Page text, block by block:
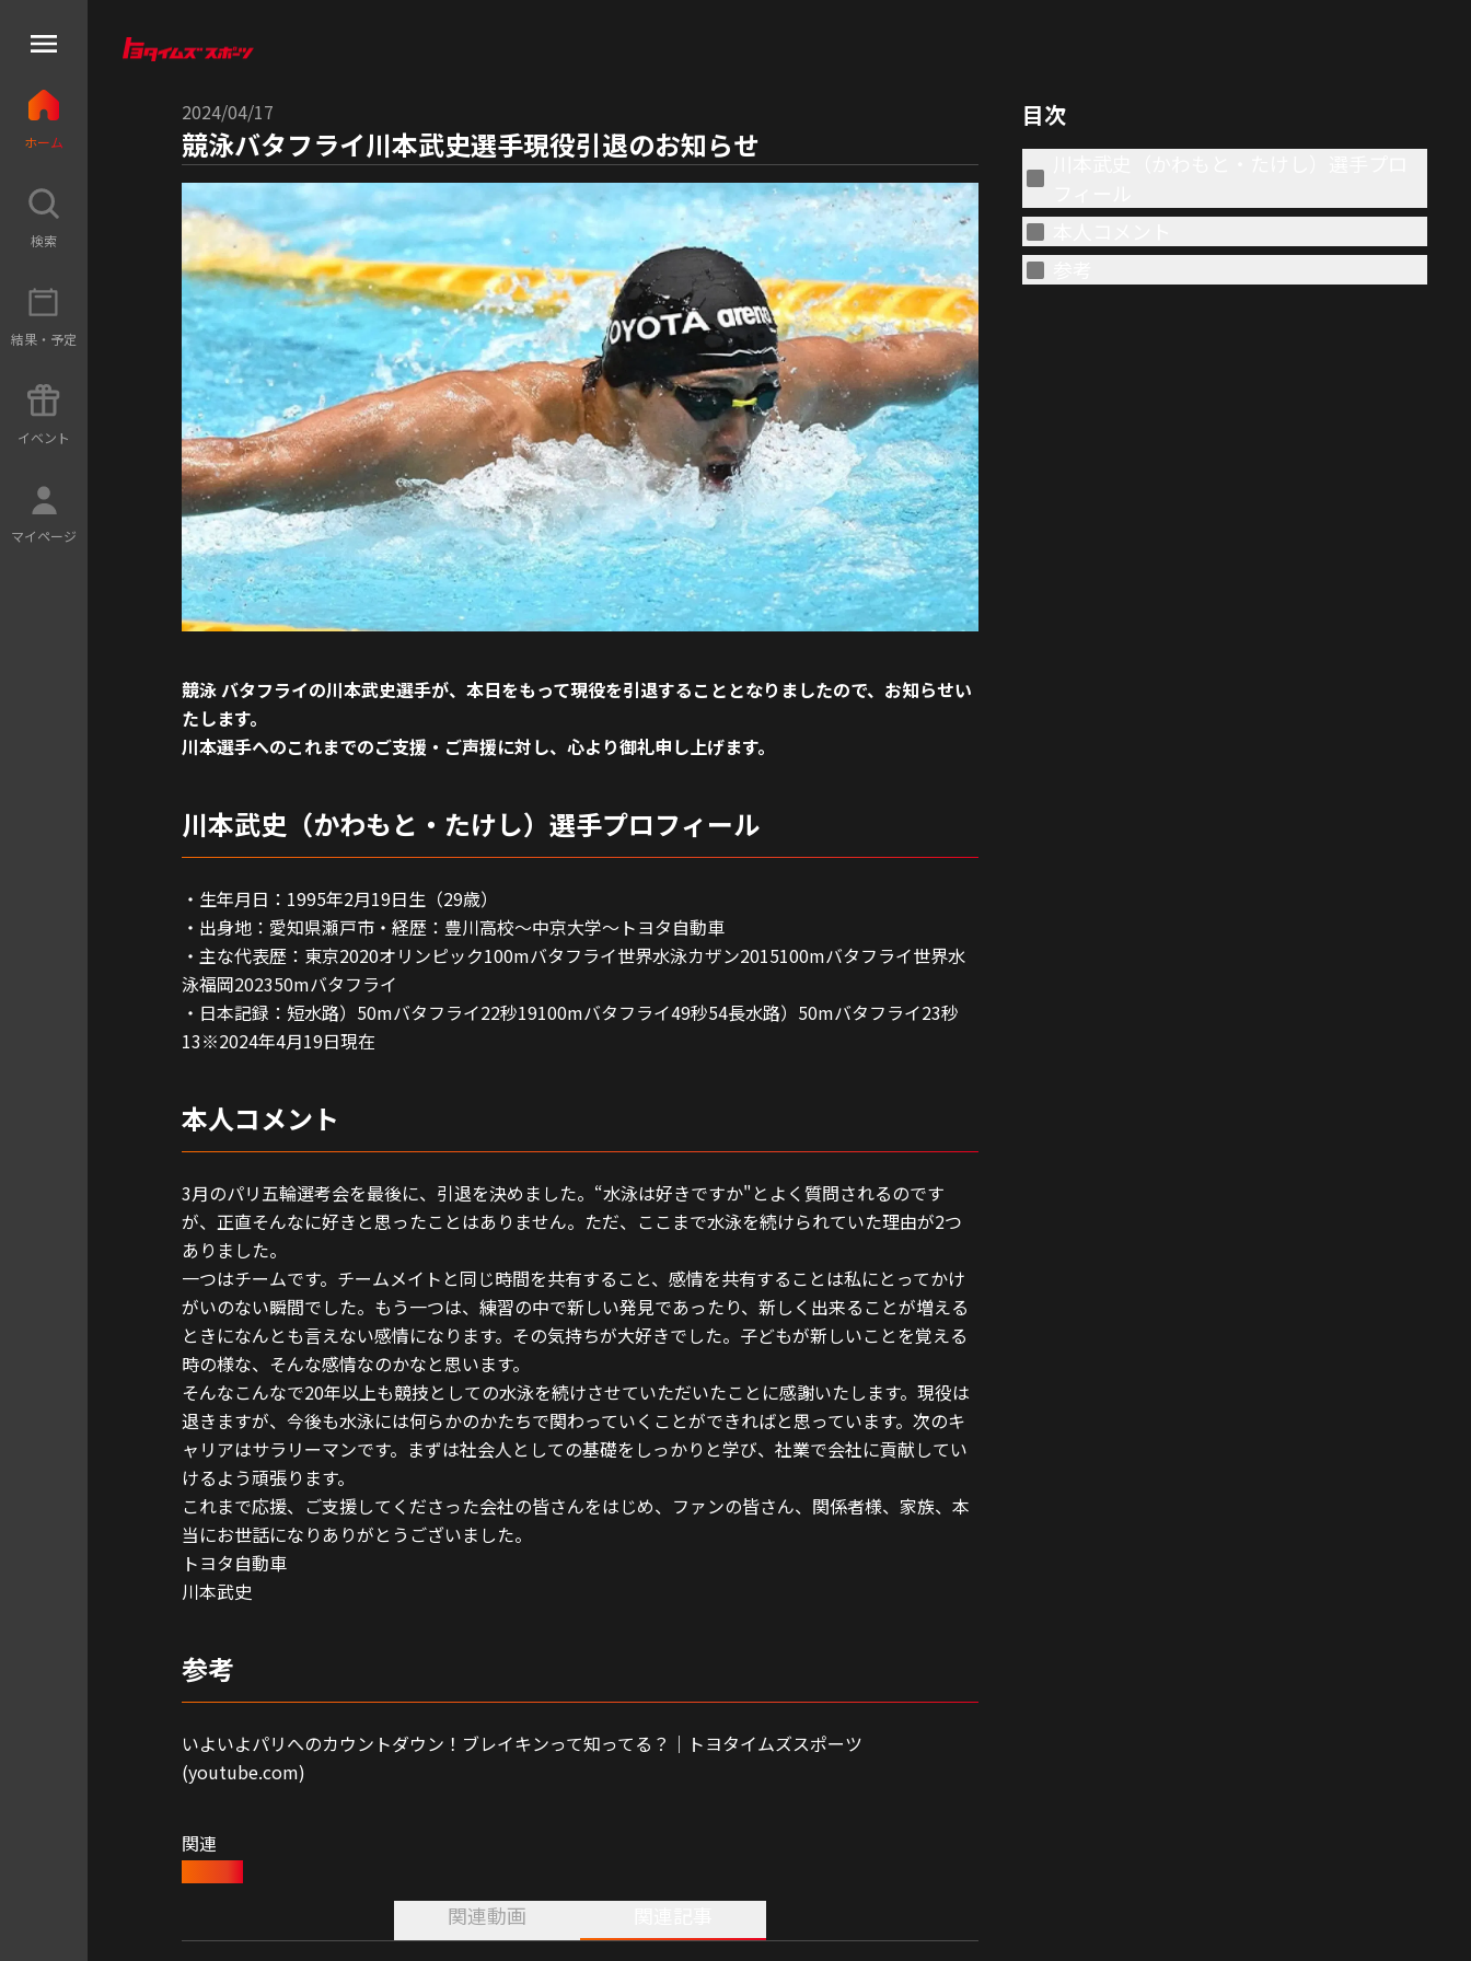
ホーム
検索
結果 ・ 予定
イベン ト
マイページ
2024/04/17
競泳バタフライ川本武史選手現役引退のお知らせ
競泳 バタフライの川本武史選手が、本日をもって現役を引退することとなりましたので、お知らせい
たします。
川本選手へのこれまでのご支援・ご声援に対し、心より御礼申し上げます。
川本武史（かわもと・たけし）選手プロフィール
・生年月日：1995年2月19日生（29歳）
・出身地：愛知県瀬戸市・経歴：豊川高校～中京大学～トヨタ自動車
・主な代表歴：東京2020オリンピック100mバタフライ世界水泳カザン2015100mバタフライ世界水
泳福岡202350mバタフライ
・日本記録：短水路）50mバタフライ22秒19100mバタフライ49秒54長水路）50mバタフライ23秒
13※2024年4月19日現在
本人コメント
3月のパリ五輪選考会を最後に、引退を決めました。“水泳は好きですか"とよく質問されるのです
が、正直そんなに好きと思ったことはありません。ただ、ここまで水泳を続けられていた理由が2つ
ありました。
一つはチームです。チームメイトと同じ時間を共有すること、感情を共有することは私にとってかけ
がいのない瞬間でした。もう一つは、練習の中で新しい発見であったり、新しく出来ることが増える
ときになんとも言えない感情になります。その気持ちが大好きでした。子どもが新しいことを覚える
時の様な、そんな感情なのかなと思います。
そんなこんなで20年以上も競技としての水泳を続けさせていただいたことに感謝いたします。現役は
退きますが、今後も水泳には何らかのかたちで関わっていくことができればと思っています。次のキ
ャリアはサラリーマンです。まずは社会人としての基礎をしっかりと学び、社業で会社に貢献してい
けるよう頑張ります。
これまで応援、ご支援してくださった会社の皆さんをはじめ、ファンの皆さん、関係者様、家族、本
当にお世話になりありがとうございました。
トヨタ自動車
川本武史
参考
いよいよパリへのカウントダウン！ブレイキンって知ってる？｜トヨタイムズスポーツ
(youtube.com)
関連
関連動画
目次